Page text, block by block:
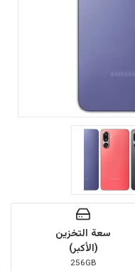
سعة التخزين
(الأكبر)
256GB